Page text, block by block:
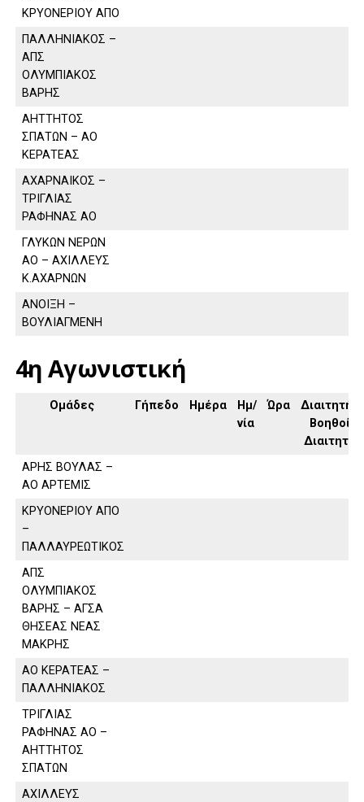
ΚΡΥΟΝΕΡΙΟΥ ΑΠΟ
ΠΑΛΛΗΝΙΑΚΟΣ –
ΑΠΣ
ΟΛΥΜΠΙΑΚΟΣ
ΒΑΡΗΣ
ΑΗΤΤΗΤΟΣ
ΣΠΑΤΩΝ – ΑΟ
ΚΕΡΑΤΕΑΣ
ΑΧΑΡΝΑΙΚΟΣ –
ΤΡΙΓΛΙΑΣ
ΡΑΦΗΝΑΣ ΑΟ
ΓΛΥΚΩΝ ΝΕΡΩΝ
ΑΟ – ΑΧΙΛΛΕΥΣ
Κ.ΑΧΑΡΝΩΝ
ΑΝΟΙΞΗ –
ΒΟΥΛΙΑΓΜΕΝΗ
4η Αγωνιστική
Ομάδες Γήπεδο Ημέρα
Ημ/
νία
Ώρα
Διαιτητής,
Βοηθοί
Διαιτητή
ΑΡΗΣ ΒΟΥΛΑΣ –
ΑΟ ΑΡΤΕΜΙΣ
ΚΡΥΟΝΕΡΙΟΥ ΑΠΟ
–
ΠΑΛΛΑΥΡΕΩΤΙΚΟΣ
ΑΠΣ
ΟΛΥΜΠΙΑΚΟΣ
ΒΑΡΗΣ – ΑΓΣΑ
ΘΗΣΕΑΣ ΝΕΑΣ
ΜΑΚΡΗΣ
ΑΟ ΚΕΡΑΤΕΑΣ –
ΠΑΛΛΗΝΙΑΚΟΣ
ΤΡΙΓΛΙΑΣ
ΡΑΦΗΝΑΣ ΑΟ –
ΑΗΤΤΗΤΟΣ
ΣΠΑΤΩΝ
ΑΧΙΛΛΕΥΣ